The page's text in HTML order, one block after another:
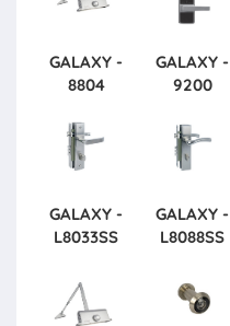
GALAXY -
8804
GALAXY -
9200
GALAXY -
L8033SS
GALAXY -
L8088SS